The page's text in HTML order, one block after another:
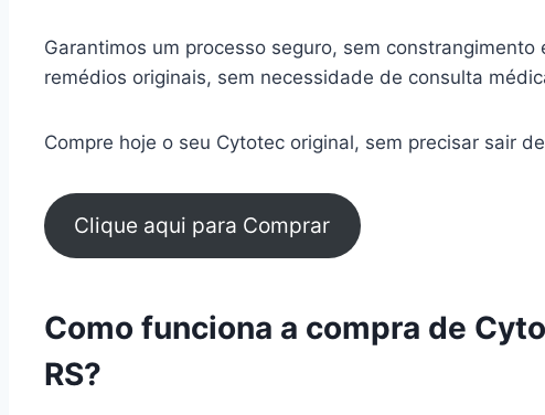
Garantimos um processo seguro, sem
remédios originais, sem necessidade de consulta
Compre hoje o seu Cytotec original, sem precisar sair
Clique aqui para Comprar
Como funciona a compra de
RS?